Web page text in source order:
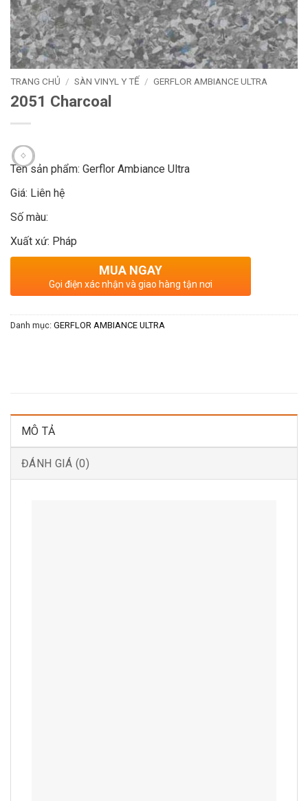
TRANG CHỦ / SÀN VINYL Y TẾ / GERFLOR AMBIANCE ULTRA
2051 Charcoal
Tên sản phẩm: Gerflor Ambiance Ultra
Giá: Liên hệ
Số màu:
Xuất xứ: Pháp
MUA NGAY
Gọi điện xác nhận và giao hàng tận nơi
Danh mục: GERFLOR AMBIANCE ULTRA
MÔ TẢ
ĐÁNH GIÁ (0)